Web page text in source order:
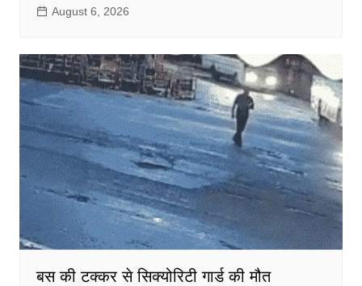
August 6, 2026
बस की टक्कर से सिक्योरिटी गार्ड की मौत